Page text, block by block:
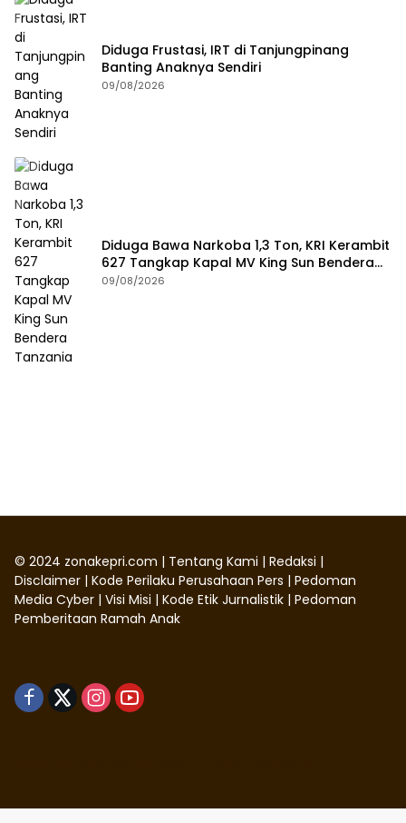
Diduga Frustasi, IRT di Tanjungpinang
Banting Anaknya Sendiri
09/08/2026
Diduga Bawa Narkoba 1,3 Ton, KRI Kerambit
627 Tangkap Kapal MV King Sun Bendera
Tanzania
09/08/2026
© 2024 zonakepri.com | Tentang Kami | Redaksi |
Disclaimer | Kode Perilaku Perusahaan Pers | Pedoman
Media Cyber | Visi Misi | Kode Etik Jurnalistik | Pedoman
Pemberitaan Ramah Anak